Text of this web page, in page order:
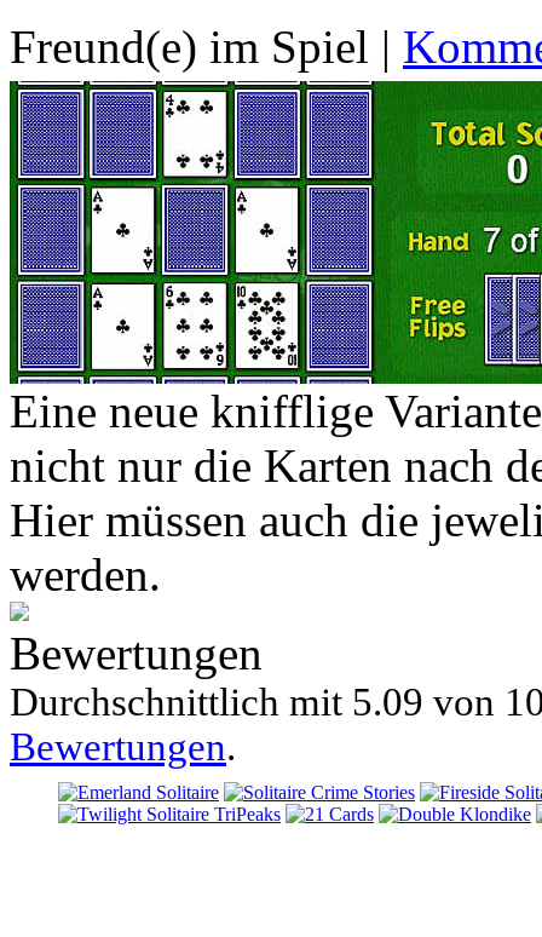
Freund(e) im Spiel |
Eine neue knifflige
nicht nur die Karten nach
Hier müssen auch die
werden.
Bewertungen
Durchschnittlich mit 5.09 von
Bewertungen.